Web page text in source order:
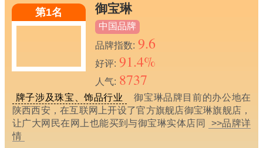
第1名 御宝琳
中国品牌
品牌指数: 9.6
好评: 91.4%
人气: 8737
牌子涉及珠宝、饰品行业
御宝琳品牌目前的办公地在
陕西西安，在互联网上开设了官方旗舰店御宝琳旗舰店，
让广大网民在网上也能买到与御宝琳实体店同
>>品牌详
情